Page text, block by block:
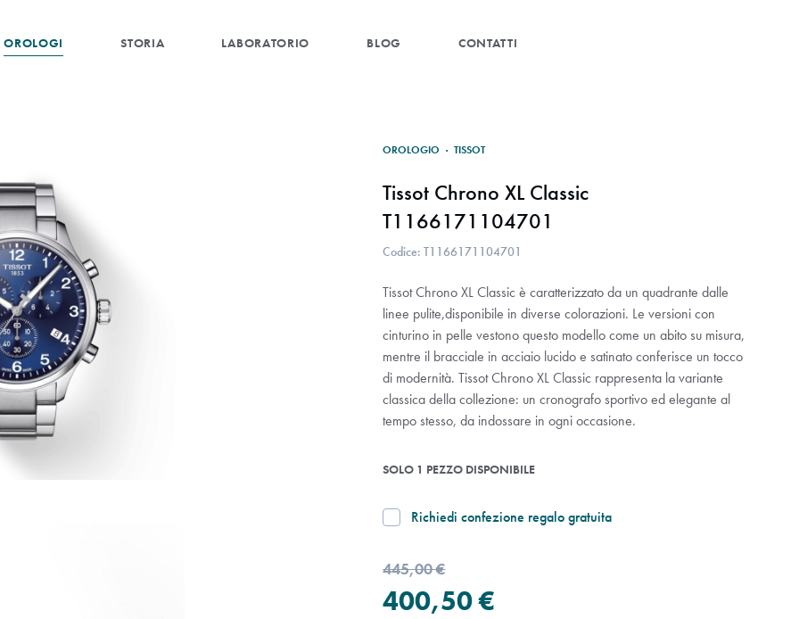
OROLOGI STORIA LABORATORIO BLOG CONTATTI
OROLOGIO · TISSOT
Tissot Chrono XL Classic
T1166171104701
Codice: T1166171104701
Tissot Chrono XL Classic è caratterizzato da un quadrante dalle
linee pulite,disponibile in diverse colorazioni. Le versioni con
cinturino in pelle vestono questo modello come un abito su misura,
mentre il bracciale in acciaio lucido e satinato conferisce un tocco
di modernità. Tissot Chrono XL Classic rappresenta la variante
classica della collezione: un cronografo sportivo ed elegante al
tempo stesso, da indossare in ogni occasione.
SOLO 1 PEZZO DISPONIBILE
Richiedi confezione regalo gratuita
445,00 €
400,50 €